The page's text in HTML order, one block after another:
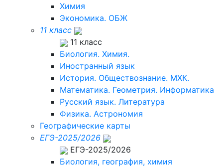
Химия
Экономика. ОБЖ
11 класс
11 класс
Биология. Химия.
Иностранный язык
История. Обществознание. МХК.
Математика. Геометрия. Информатика
Русский язык. Литература
Физика. Астрономия
Географические карты
ЕГЭ-2025/2026
ЕГЭ-2025/2026
Биология, география, химия